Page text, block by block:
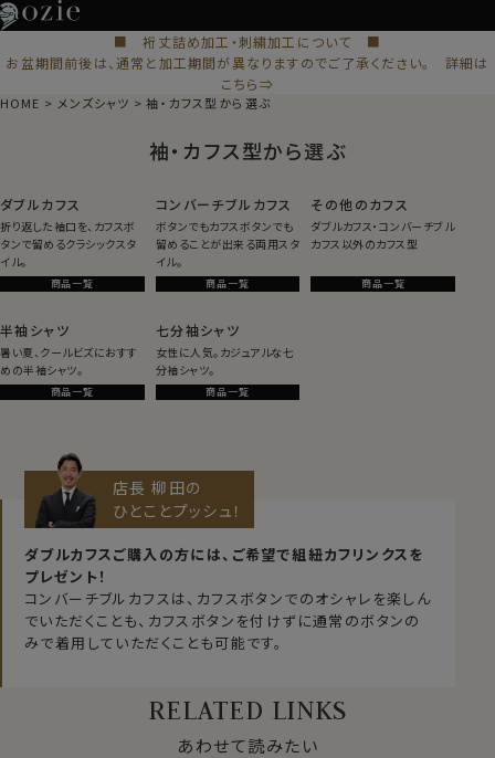
■ 裄丈詰め加工・刺繍加工について ■
お盆期間前後は、通常と加工期間が異なりますのでご了承ください。 詳細は
こちら⇒
HOME メンズシャツ 袖・カフス型から選ぶ
袖・カフス型から選ぶ
ダブルカフス
折り返した袖口を、カフスボ
タンで留めるクラシックスタ
イル。
商品一覧
コンバーチブルカフス
ボタンでもカフスボタンでも
留めることが出来る両用スタ
イル。
商品一覧
その他のカフス
ダブルカフス・コンバーチブル
カフス以外のカフス型
商品一覧
半袖シャツ
暑い夏、クールビズにおすす
めの半袖シャツ。
商品一覧
七分袖シャツ
女性に人気。カジュアルな七
分袖シャツ。
商品一覧
店長 柳田の
ひとことプッシュ！
ダブルカフスご購入の方には、ご希望で組紐カフリンクスを
プレゼント！
コンバーチブルカフスは、カフスボタンでのオシャレを楽しん
でいただくことも、カフスボタンを付けずに通常のボタンの
みで着用していただくことも可能です。
RELATED LINKS
あわせて読みたい